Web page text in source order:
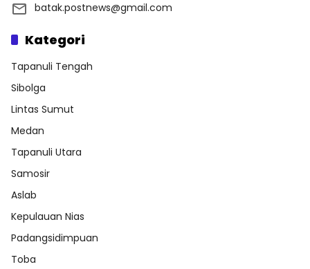
batak.postnews@gmail.com
Kategori
Tapanuli Tengah
Sibolga
Lintas Sumut
Medan
Tapanuli Utara
Samosir
Aslab
Kepulauan Nias
Padangsidimpuan
Toba